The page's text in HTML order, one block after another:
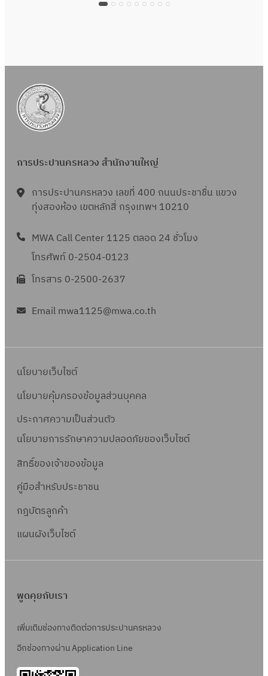
การประปานครหลวง สำนักงานใหญ่
การประปานครหลวง เลขที่ 400 ถนนประชาชื่น แขวง
ทุ่งสองห้อง เขตหลักสี่ กรุงเทพฯ 10210
MWA Call Center 1125 ตลอด 24 ชั่วโมง
โทรศัพท์ 0-2504-0123
โทรสาร 0-2500-2637
Email mwa1125@mwa.co.th
นโยบายเว็บไซต์
นโยบายคุ้มครองข้อมูลส่วนบุคคล
ประกาศความเป็นส่วนตัว
นโยบายการรักษาความปลอดภัยของเว็บไซต์
สิทธิ์ของเจ้าของข้อมูล
คู่มือสำหรับประชาชน
กฎบัตรลูกค้า
แผนผังเว็บไซต์
พูดคุยกับเรา
เพิ่มเติมช่องทางติดต่อการประปานครหลวง
อีกช่องทางผ่าน Application Line